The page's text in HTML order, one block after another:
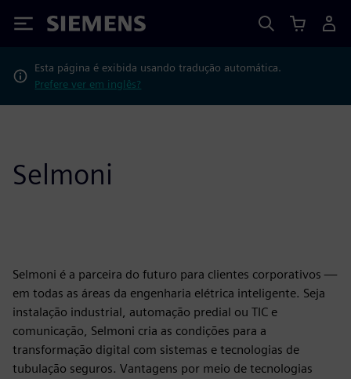
Siemens
Esta página é exibida usando tradução automática.
Prefere ver em inglês?
Selmoni
Selmoni é a parceira do futuro para clientes corporativos —
em todas as áreas da engenharia elétrica inteligente. Seja
instalação industrial, automação predial ou TIC e
comunicação, Selmoni cria as condições para a
transformação digital com sistemas e tecnologias de
tubulação seguros. Vantagens por meio de tecnologias